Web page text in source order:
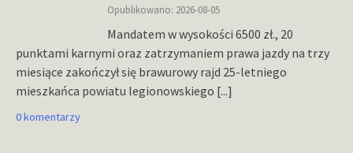
Opublikowano: 2026-08-05
Mandatem w wysokości 6500 zł., 20
punktami karnymi oraz zatrzymaniem prawa jazdy na trzy
miesiące zakończył się brawurowy rajd 25-letniego
mieszkańca powiatu legionowskiego [...]
0 komentarzy